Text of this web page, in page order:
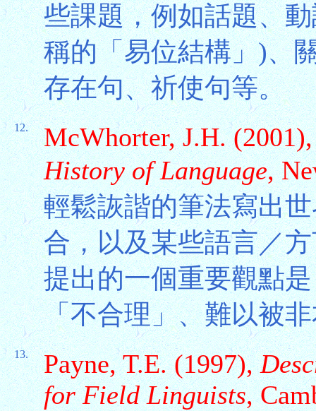
些課題，例如話題、
稱的「易位結構」)、
存在句、祈使句等。
12.
McWhorter, J.H.
History of Language,
輕鬆詼諧的筆法寫出
合，以及某些語言／
提出的一個重要觀點
「不合理」、難以被
13. Payne, T.E. (1997),
for Field Linguists,